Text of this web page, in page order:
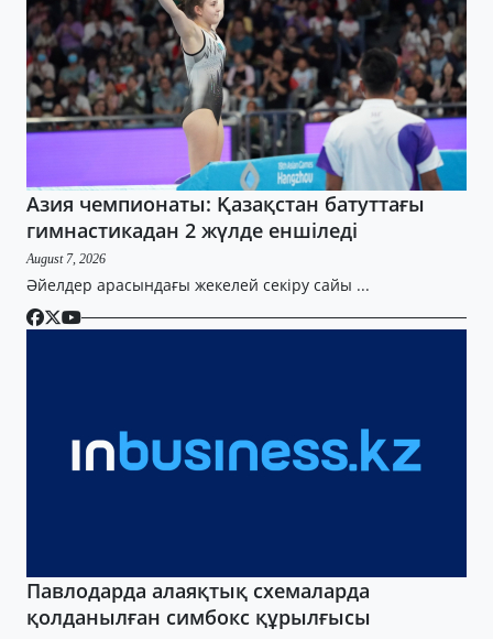
Азия чемпионаты: Қазақстан батуттағы
гимнастикадан 2 жүлде еншіледі
August 7, 2026
Әйелдер арасындағы жекелей секіру сайы ...
Павлодарда алаяқтық схемаларда
қолданылған симбокс құрылғысы